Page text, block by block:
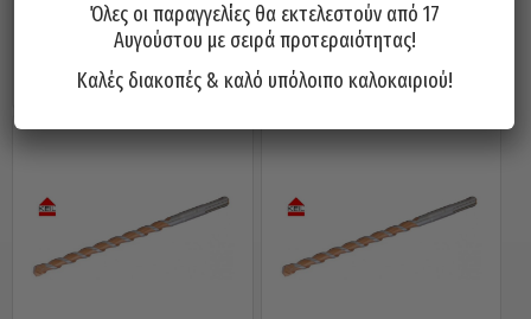
21,40€
Προσθήκη στο καλάθι
27,70€
Προσθήκη στο καλάθι
Όλες οι παραγγελίες θα εκτελεστούν από 17
Αυγούστου με σειρά προτεραιότητας!
Καλές διακοπές & καλό υπόλοιπο καλοκαιριού!